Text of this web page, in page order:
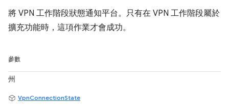
將 VPN 工作階段狀態通知平台。只有在 VPN 工作階段屬於
擴充功能時，這項作業才會成功。
參數
州
VpnConnectionState